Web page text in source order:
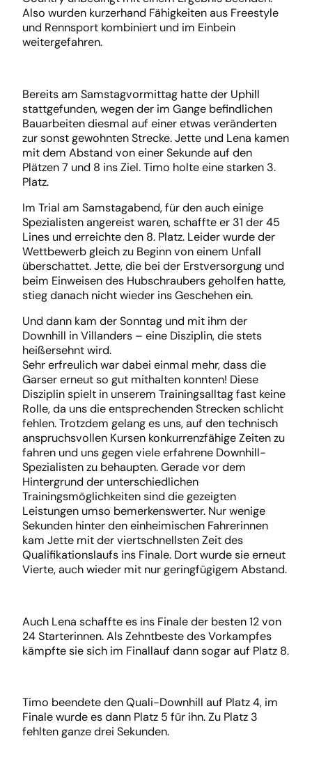
Also wurden kurzerhand Fähigkeiten aus Freestyle
und Rennsport kombiniert und im Einbein
weitergefahren.
Bereits am Samstagvormittag hatte der Uphill
stattgefunden, wegen der im Gange befindlichen
Bauarbeiten diesmal auf einer etwas veränderten
zur sonst gewohnten Strecke. Jette und Lena kamen
mit dem Abstand von einer Sekunde auf den
Plätzen 7 und 8 ins Ziel. Timo holte eine starken 3.
Platz.
Im Trial am Samstagabend, für den auch einige
Spezialisten angereist waren, schaffte er 31 der 45
Lines und erreichte den 8. Platz. Leider wurde der
Wettbewerb gleich zu Beginn von einem Unfall
überschattet. Jette, die bei der Erstversorgung und
beim Einweisen des Hubschraubers geholfen hatte,
stieg danach nicht wieder ins Geschehen ein.
Und dann kam der Sonntag und mit ihm der
Downhill in Villanders – eine Disziplin, die stets
heißersehnt wird.
Sehr erfreulich war dabei einmal mehr, dass die
Garser erneut so gut mithalten konnten! Diese
Disziplin spielt in unserem Trainingsalltag fast keine
Rolle, da uns die entsprechenden Strecken schlicht
fehlen. Trotzdem gelang es uns, auf den technisch
anspruchsvollen Kursen konkurrenzfähige Zeiten zu
fahren und uns gegen viele erfahrene Downhill-
Spezialisten zu behaupten. Gerade vor dem
Hintergrund der unterschiedlichen
Trainingsmöglichkeiten sind die gezeigten
Leistungen umso bemerkenswerter. Nur wenige
Sekunden hinter den einheimischen Fahrerinnen
kam Jette mit der viertschnellsten Zeit des
Qualifikationslaufs ins Finale. Dort wurde sie erneut
Vierte, auch wieder mit nur geringfügigem Abstand.
Auch Lena schaffte es ins Finale der besten 12 von
24 Starterinnen. Als Zehntbeste des Vorkampfes
kämpfte sie sich im Finallauf dann sogar auf Platz 8.
Timo beendete den Quali-Downhill auf Platz 4, im
Finale wurde es dann Platz 5 für ihn. Zu Platz 3
fehlten ganze drei Sekunden.